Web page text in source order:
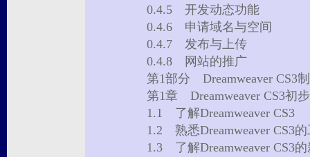
0.4.5 开发动态功能
0.4.6 申请域名与空间
0.4.7 发布与上传
0.4.8 网站的推广
第1部分 Dreamweaver CS3
第1章 Dreamweaver CS3
1.1 了解Dreamweaver CS3
1.2 熟悉Dreamweaver CS3
1.3 了解Dreamweaver CS3